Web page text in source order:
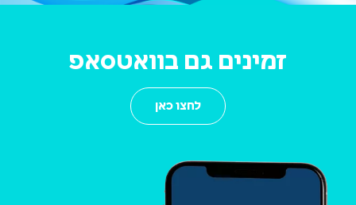
זמינים גם בוואטסאפ
לחצו כאן